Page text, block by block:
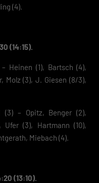
(4).
(14:15).
Heinen (1), Bartsch (4),
Molz (3), J. Giesen (8/3),
(3) – Opitz, Benger (2),
(3), Hartmann (10),
Miebach (4).
(13:10).
oder sich weitere
bestimmte Cookies
anzeigen
Datenschutzerklärung